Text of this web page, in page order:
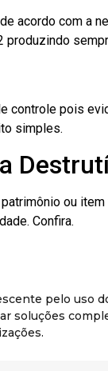
acordo com a
controle pois
simples.
ou
Confira.
pelo uso
soluções